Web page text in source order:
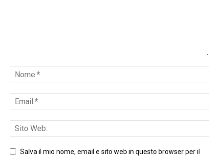
Salva il mio nome, email e sito web in questo browser per il